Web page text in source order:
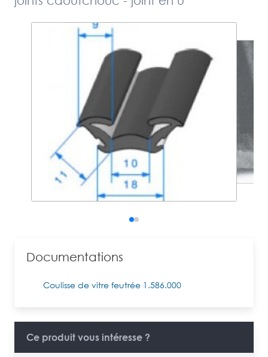
Documentations
Coulisse de vitre feutrée 1.586.000
Ce produit vous intéresse ?